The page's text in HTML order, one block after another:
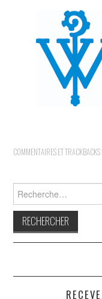
LES LABELS
INDÉPENDANTS
COMMENTAIRES ET TRACKBACKS